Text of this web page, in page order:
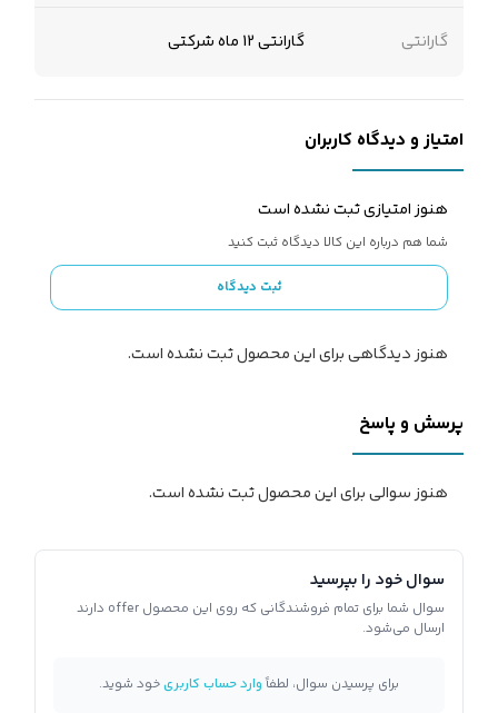
گارانتی گارانتی 12 ماه شرکتی
امتیاز و دیدگاه کاربران
هنوز امتیازی ثبت نشده است
شما هم درباره این کالا دیدگاه ثبت کنید
ثبت دیدگاه
هنوز دیدگاهی برای این محصول ثبت نشده است.
پرسش و پاسخ
هنوز سوالی برای این محصول ثبت نشده است.
سوال خود را بپرسید
سوال شما برای تمام فروشندگانی که روی این محصول offer دارند
ارسال می‌شود.
برای پرسیدن سوال، لطفاًوارد حساب کاربریخود شوید.